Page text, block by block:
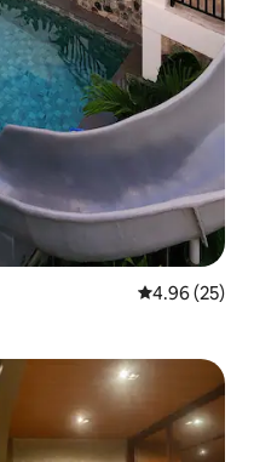
평점 4.96점(5
4.96 (25)